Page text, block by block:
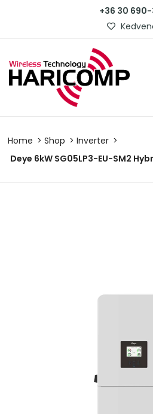
+36 30 690-
Home Shop
Inverter
Deye 6kW SG05LP3-EU-SM2